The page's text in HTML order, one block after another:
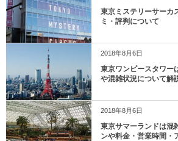
東京ミステリーサーカ
ミ・評判について
2018年8月6日
東京ワンピースタワー
や混雑状況について解
2018年8月6日
東京サマーランドは混
ンや料金・営業時間・